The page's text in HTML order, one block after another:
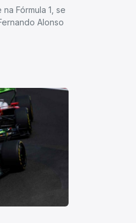
Fórmula 1, se
Alonso